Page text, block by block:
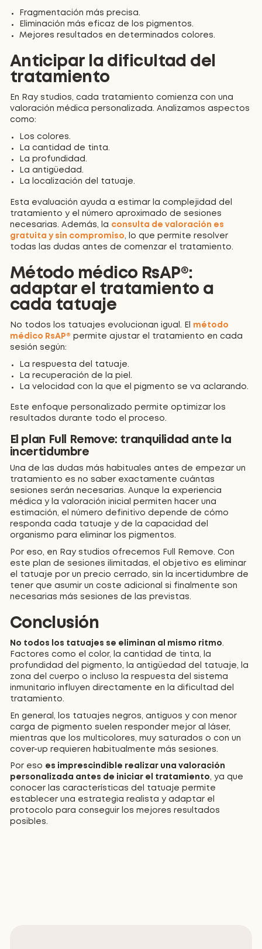
Fragmentación más precisa.
Eliminación más eficaz de los pigmentos.
Mejores resultados en determinados colores.
Anticipar la dificultad del
tratamiento
En Ray studios, cada tratamiento comienza con una
valoración médica personalizada. Analizamos aspectos
como:
Los colores.
La cantidad de tinta.
La profundidad.
La antigüedad.
La localización del tatuaje.
Esta evaluación ayuda a estimar la complejidad del
tratamiento y el número aproximado de sesiones
necesarias. Además, la consulta de valoración es
gratuita y sin compromiso, lo que permite resolver
todas las dudas antes de comenzar el tratamiento.
Método médico RsAP®:
adaptar el tratamiento a
cada tatuaje
No todos los tatuajes evolucionan igual. El
método
médico RsAP® permite ajustar el tratamiento en cada
sesión según:
La respuesta del tatuaje.
La recuperación de la piel.
La velocidad con la que el pigmento se va aclarando.
Este enfoque personalizado permite optimizar los
resultados durante todo el proceso.
El plan Full Remove: tranquilidad ante la
incertidumbre
Una de las dudas más habituales antes de empezar un
tratamiento es no saber exactamente cuántas
sesiones serán necesarias. Aunque la experiencia
médica y la valoración inicial permiten hacer una
estimación, el número definitivo depende de cómo
responda cada tatuaje y de la capacidad del
organismo para eliminar los pigmentos.
Por eso, en Ray studios ofrecemos Full Remove. Con
este plan de sesiones ilimitadas, el objetivo es eliminar
el tatuaje por un precio cerrado, sin la incertidumbre de
tener que asumir un coste adicional si finalmente son
necesarias más sesiones de las previstas.
Conclusión
No todos los tatuajes se eliminan al mismo ritmo.
Factores como el color, la cantidad de tinta, la
profundidad del pigmento, la antigüedad del tatuaje, la
zona del cuerpo o incluso la respuesta del sistema
inmunitario influyen directamente en la dificultad del
tratamiento.
En general, los tatuajes negros, antiguos y con menor
carga de pigmento suelen responder mejor al láser,
mientras que los multicolores, muy saturados o con un
cover-up requieren habitualmente más sesiones.
Por eso es imprescindible realizar una valoración
personalizada antes de iniciar el tratamiento, ya que
conocer las características del tatuaje permite
establecer una estrategia realista y adaptar el
protocolo para conseguir los mejores resultados
posibles.